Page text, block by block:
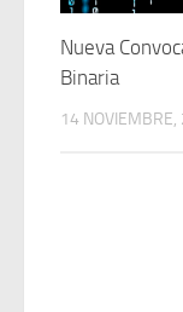
Nueva
Binaria
14